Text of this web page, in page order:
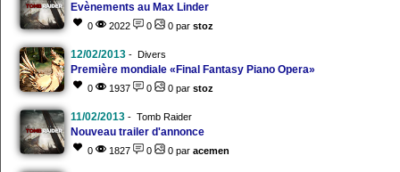
Evènements au Max Linder
0 2022 0 0 par stoz
12/02/2013- Divers
Première mondiale «Final Fantasy Piano Opera»
0 1937 0 0 par stoz
11/02/2013- Tomb Raider
Nouveau trailer d'annonce
0 1827 0 0 par acemen